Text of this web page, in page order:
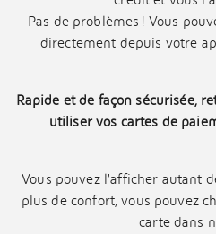
Pas de problèmes ! Vous
directement depuis votre
Rapide et de façon sécurisée,
utiliser vos cartes de
Vous pouvez l’afficher autant
plus de confort, vous pouvez
carte dans